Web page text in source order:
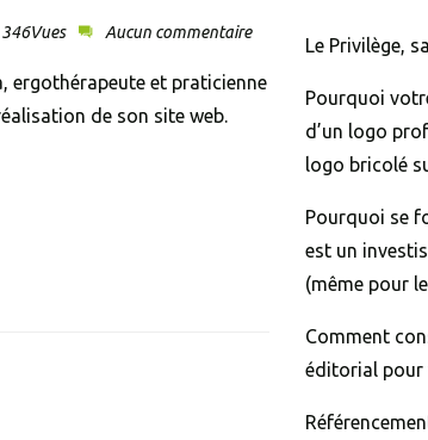
346Vues Aucun commentaire
ergothérapeute et praticienne
de son site web.
Le Privilège,
Pourquoi
d’un logo
logo bricolé
Pourquoi se
est un
(même pour
Comment
éditorial pour